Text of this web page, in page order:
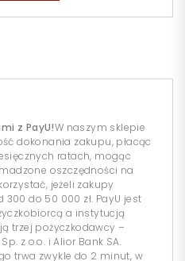
z PayU!W naszym sklepie
dokonania zakupu, płacąc
ratach, mogąc
oszczędności na
jeżeli zakupy
do 50 000 zł. PayU jest
a instytucją
trzej pożyczkodawcy –
z o.o. i Alior Bank SA.
trwa zwykle do 2 minut, w